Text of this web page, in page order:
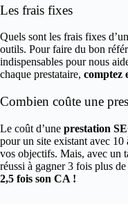
Les frais fixes
Quels sont les frais fixes
outils. Pour faire du bon
indispensables pour nous
chaque prestataire, comptez
Combien coûte une
Le coût d’une prestation
pour un site existant avec 10
vos objectifs. Mais, avec un
réussi à gagner 3 fois plus
2,5 fois son CA !